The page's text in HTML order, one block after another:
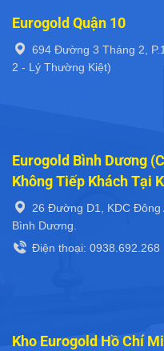
Eurogold Quận 10
694 Đường 3 Tháng 2,
2 - Lý Thường Kiệt)
Eurogold Bình Dương
Không Tiếp Khách Tại
26 Đường D1, KDC Đông
Bình Dương.
Điện thoại: 0938.692.268
Kho Eurogold Hồ Chí